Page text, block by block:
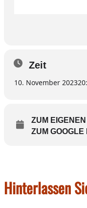
Zeit
10. November 2023
ZUM
ZUM
Hinterlassen